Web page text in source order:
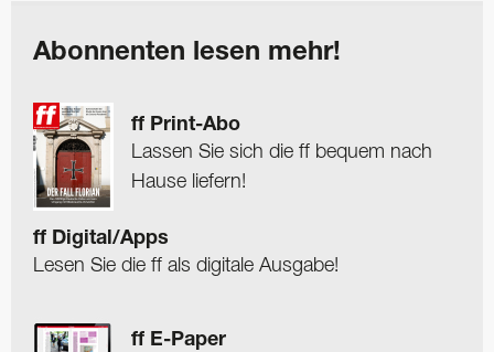
Abonnenten lesen mehr!
ff Print-Abo
Lassen Sie sich die ff bequem nach
Hause liefern!
ff Digital/Apps
Lesen Sie die ff als digitale Ausgabe!
ff E-Paper